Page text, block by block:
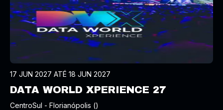
17 JUN 2027 ATÉ 18 JUN 2027
DATA WORLD XPERIENCE 27
CentroSul - Florianópolis ()